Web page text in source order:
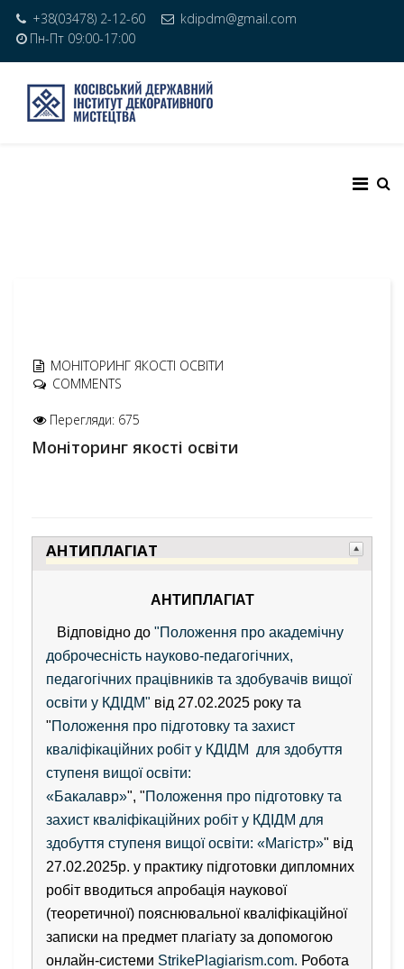
+38(03478) 2-12-60
kdipdm@gmail.com
Пн-Пт 09:00-17:00
МОНІТОРИНГ ЯКОСТІ ОСВІТИ
COMMENTS
Перегляди: 675
Моніторинг якості освіти
АНТИПЛАГІАТ
АНТИПЛАГІАТ
Відповідно до "Положення про академічну
доброчесність науково-педагогічних,
педагогічних працівників та здобувачів вищої
освіти у КДІДМ" від 27.02.2025 року та
"Положення про підготовку та захист
кваліфікаційних робіт у КДІДМ для здобуття
ступеня вищої освіти:
«Бакалавр»", "Положення про підготовку та
захист кваліфікаційних робіт у КДІДМ для
здобуття ступеня вищої освіти: «Магістр»" від
27.02.2025р. у практику підготовки дипломних
робіт вводиться апробація наукової
(теоретичної) пояснювальної кваліфікаційної
записки на предмет плагіату за допомогою
онлайн-системи StrikePlagiarism.com. Робота